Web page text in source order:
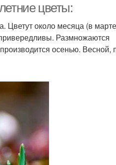
цветы:
Цветут около месяца (в
Размножаются
осенью. Весной,